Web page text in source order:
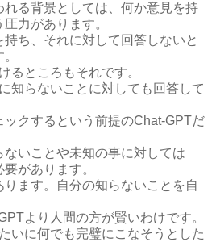
る背景としては、何か意見を持
力があります。
ち、それに対して回答しないと
るところもそれです。
知らないことに対しても回答して
ックするという前提のChat-GPTだ
ないことや未知の事に対しては
があります。
ます。自分の知らないことを自
より人間の方が賢いわけです。
いに何でも完璧にこなそうとした